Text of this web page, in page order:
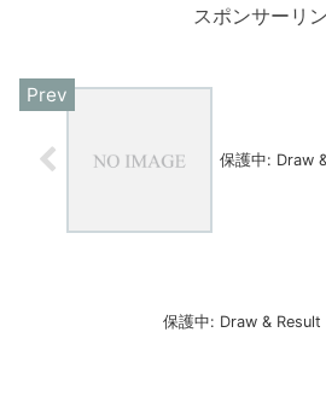
スポンサーリ
保護中: Draw
保護中: Draw & Result